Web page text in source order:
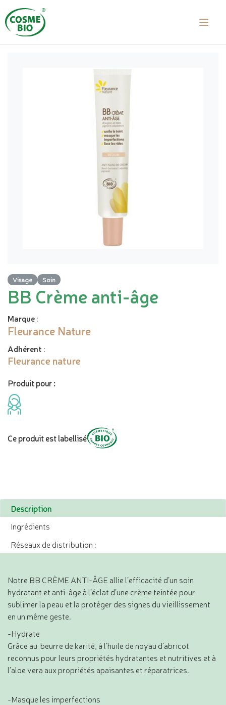
Visage Soin
BB Crème anti-âge
Marque:
Fleurance Nature
Adhérent :
Fleurance nature
Produit pour :
Ce produit est labellisé
Description
Ingrédients
Réseaux de distribution :
Notre BB CRÈME ANTI-ÂGE allie l’efficacité d’un soin
hydratant et anti-âge à l’éclat d’une crème teintée pour
sublimer la peau et la protéger des signes du vieillissement
en un même geste.
-Hydrate
Grâce au beurre de karité, à l’huile de noyau d’abricot
reconnus pour leurs propriétés hydratantes et nutritives et à
l’aloe vera aux propriétés apaisantes et réparatrices.
-Masque les imperfections